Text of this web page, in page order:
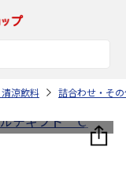
涼飲料 詰合わせ・そ